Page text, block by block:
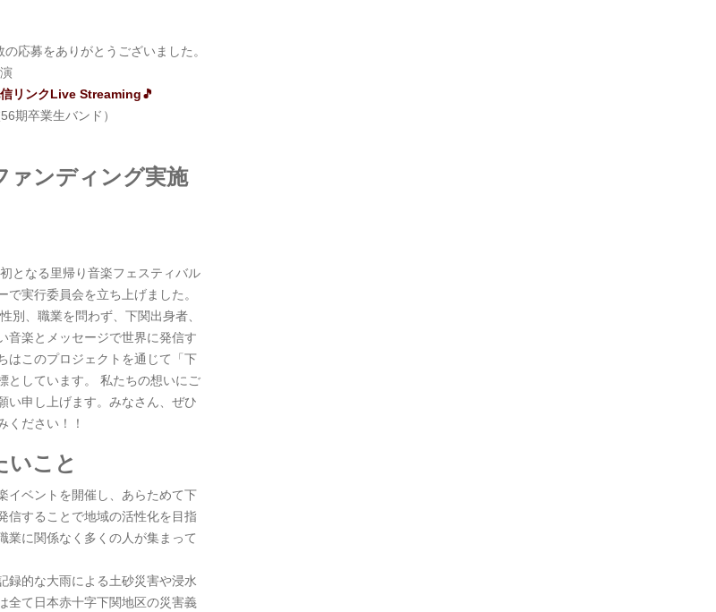
の応募をありがとうございました。
リンクLive Streaming🎵
期卒業生バンド）
ァンディング実施
となる里帰り音楽フェスティバル
実行委員会を立ち上げました。
別、職業を問わず、下関出身者、
音楽とメッセージで世界に発信す
はこのプロジェクトを通じて「下
としています。 私たちの想いにご
い申し上げます。みなさん、ぜひ
ください！！
いこと
イベントを開催し、あらためて下
信することで地域の活性化を目指
業に関係なく多くの人が集まって
録的な大雨による土砂災害や浸水
全て日本赤十字下関地区の災害義